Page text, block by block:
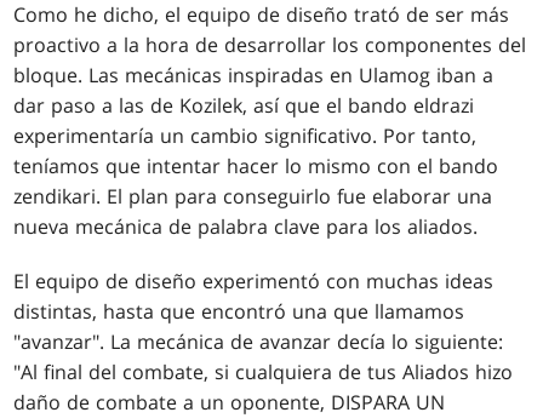
Como he dicho, el equipo de diseño trató de ser más
proactivo a la hora de desarrollar los componentes del
bloque. Las mecánicas inspiradas en Ulamog iban a
dar paso a las de Kozilek, así que el bando eldrazi
experimentaría un cambio significativo. Por tanto,
teníamos que intentar hacer lo mismo con el bando
zendikari. El plan para conseguirlo fue elaborar una
nueva mecánica de palabra clave para los aliados.
El equipo de diseño experimentó con muchas ideas
distintas, hasta que encontró una que llamamos
"avanzar". La mecánica de avanzar decía lo siguiente:
"Al final del combate, si cualquiera de tus Aliados hizo
daño de combate a un oponente, DISPARA UN